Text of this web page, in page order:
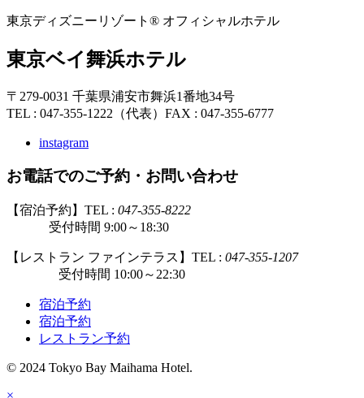
東京ディズニーリゾート® オフィシャルホテル
東京ベイ舞浜ホテル
〒279-0031 千葉県浦安市舞浜1番地34号
TEL : 047-355-1222（代表） FAX : 047-355-6777
instagram
お電話でのご予約・お問い合わせ
【宿泊予約】TEL : 047-355-8222
受付時間 9:00～18:30
【レストラン ファインテラス】TEL : 047-355-1207
受付時間 10:00～22:30
宿泊予約
宿泊予約
レストラン予約
© 2024 Tokyo Bay Maihama Hotel.
×